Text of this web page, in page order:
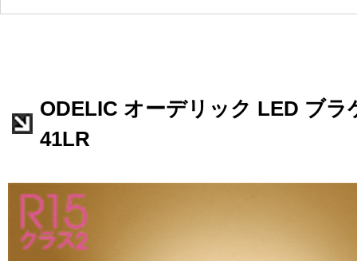
ODELIC オーデリック LED ブラ
41LR